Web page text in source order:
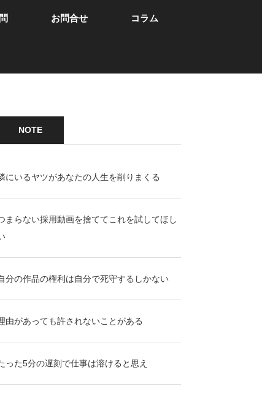
お問合せ コラム
NOTE
にいるヤツがあなたの人生を削りまくる
まらない採用動画を捨ててこれを試してほし
分の作品の権利は自分で死守するしかない
由があっても許されないことがある
った5分の遅刻で仕事は溶けると思え